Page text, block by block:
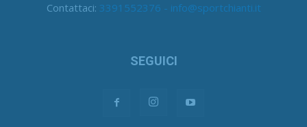
Contattaci: 3391552376 - info@sportchianti.it
SEGUICI